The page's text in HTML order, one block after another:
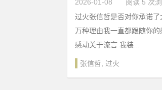
2026-01-08 阅读 5 次
过火张信哲是否对你承诺
万种理由我一直都跟随你
感动关于流言 我装...
张信哲 过火